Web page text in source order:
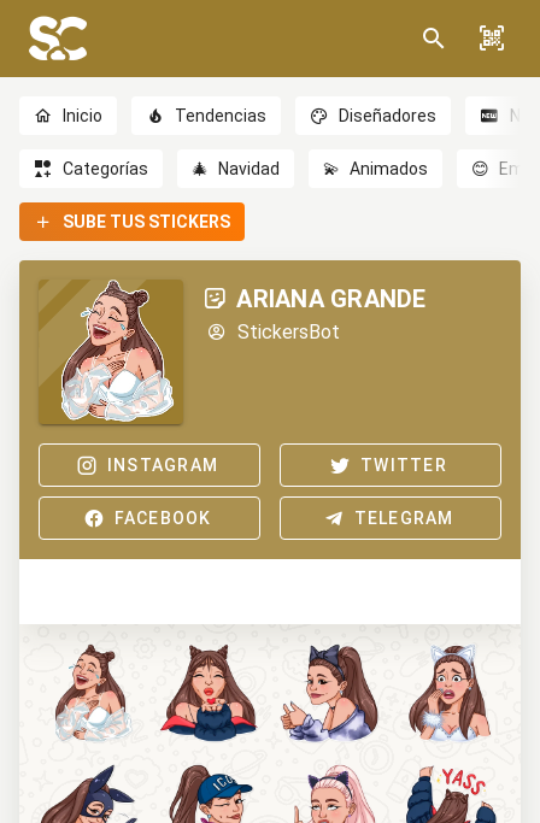
Inicio Tendencias Diseñadores
Categorías 🎄 Navidad 💫 Animados 😊
SUBE TUS STICKERS
ARIANA GRANDE
StickersBot
INSTAGRAM TWITTER
FACEBOOK TELEGRAM